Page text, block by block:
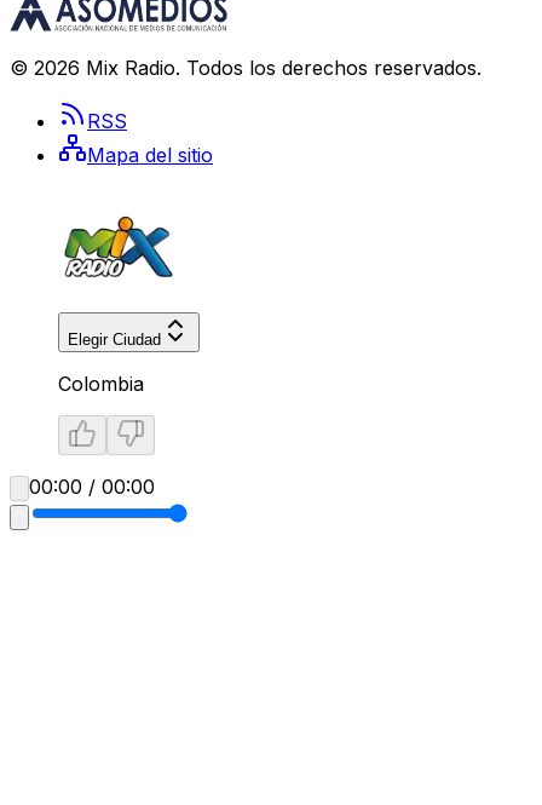
© 2026 Mix Radio. Todos los derechos reservados.
RSS
Mapa del sitio
Elegir Ciudad
Colombia
00:00 / 00:00